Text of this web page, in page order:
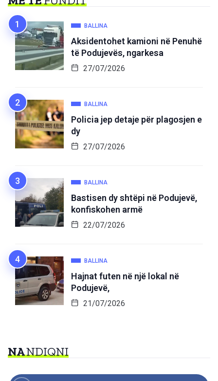
BALLINA
Aksidentohet kamioni në Penuhë
të Podujevës, ngarkesa
27/07/2026
BALLINA
Policia jep detaje për plagosjen e
dy
27/07/2026
BALLINA
Bastisen dy shtëpi në Podujevë,
konfiskohen armë
22/07/2026
BALLINA
Hajnat futen në një lokal në
Podujevë,
21/07/2026
NANDIQNI